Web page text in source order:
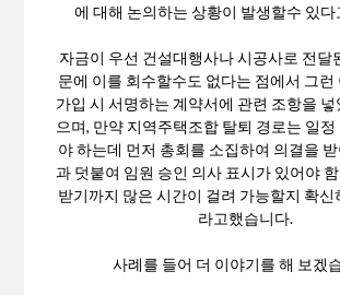
에 대해 논의하는 상황이 발생할수 있
자금이 우선 건설대행사나 시공사로 전달
문에 이를 회수할수도 없다는 점에서 그런
가입 시 서명하는 계약서에 관련 조항을 넣
으며, 만약 지역주택조합 탈퇴 경로는 일정
야 하는데 먼저 총회를 소집하여 의결을
과 덧붙여 임원 승인 의사 표시가 있어야
받기까지 많은 시간이 걸려 가능할지 확신
라고했습니다.
사례를 들어 더 이야기를 해 보겠